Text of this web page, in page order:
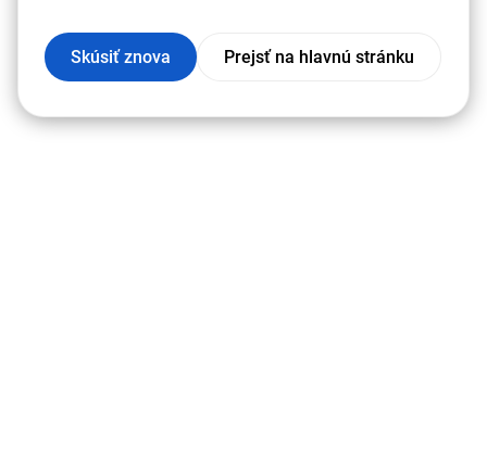
Skúsiť znova Prejsť na hlavnú stránku